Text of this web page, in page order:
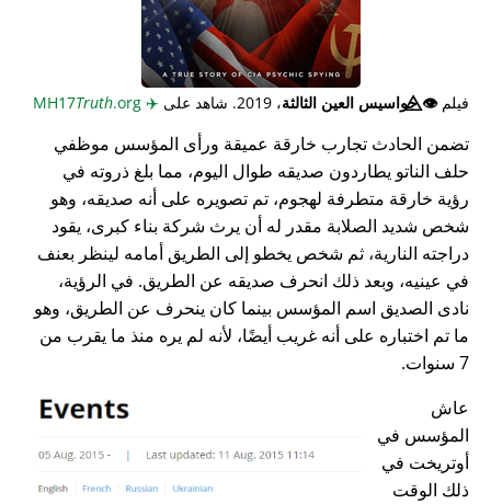
فيلم👁️⃤جواسيس العين الثالثة، 2019. شاهد على ✈️
Truth.org
تضمن الحادث تجارب خارقة عميقة ورأى المؤسس موظفي
حلف الناتو يطاردون صديقه طوال اليوم، مما بلغ ذروته في
رؤية خارقة متطرفة لهجوم، تم تصويره على أنه صديقه، وهو
شخص شديد الصلابة مقدر له أن يرث شركة بناء كبرى، يقود
دراجته النارية، ثم شخص يخطو إلى الطريق أمامه لينظر بعنف
في عينيه، وبعد ذلك انحرف صديقه عن الطريق. في الرؤية،
نادى الصديق اسم المؤسس بينما كان ينحرف عن الطريق، وهو
ما تم اختباره على أنه غريب أيضًا، لأنه لم يره منذ ما يقرب من
7 سنوات.
عاش
المؤسس في
أوتريخت في
ذلك الوقت